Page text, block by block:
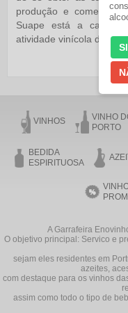
produção e
Suape está a cargo
atividade vinícola desde
VINHOS
VINHO
PORTO
BEDIDA
ESPIRITUOSA
A Garrafeira
O objetivo principal: Servico e
sejam eles residentes em
azeites,
com destaque para os vinhos
assim como todo o tipo de